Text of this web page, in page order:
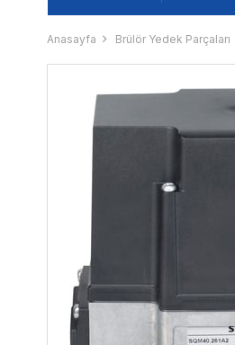
Anasayfa Brülör Yedek Parçaları